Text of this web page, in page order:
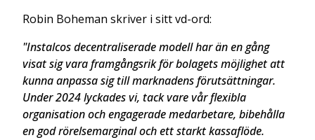
Robin Boheman skriver i sitt vd-ord:
"Instalcos decentraliserade modell har än en gång
visat sig vara framgångsrik för bolagets möjlighet att
kunna anpassa sig till marknadens förutsättningar.
Under 2024 lyckades vi, tack vare vår flexibla
organisation och engagerade medarbetare, bibehålla
en god rörelsemarginal och ett starkt kassaflöde.